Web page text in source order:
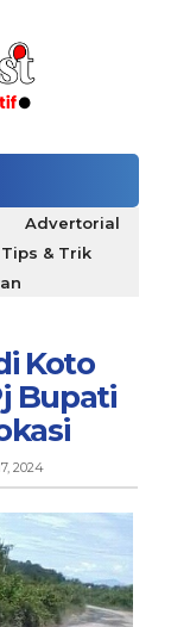
Advertorial
Tips & Trik
Koto
Bupati
2024